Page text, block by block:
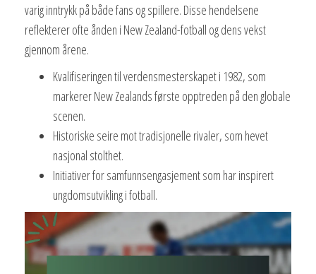
varig inntrykk på både fans og spillere. Disse hendelsene
reflekterer ofte ånden i New Zealand-fotball og dens vekst
gjennom årene.
Kvalifiseringen til verdensmesterskapet i 1982, som
markerer New Zealands første opptreden på den globale
scenen.
Historiske seire mot tradisjonelle rivaler, som hevet
nasjonal stolthet.
Initiativer for samfunnsengasjement som har inspirert
ungdomsutvikling i fotball.